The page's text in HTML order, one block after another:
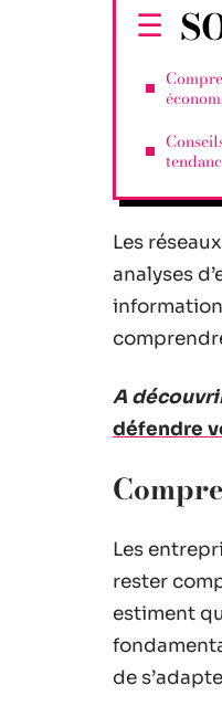
Les
analyses
A
défendre
Les
rester
estiment
de